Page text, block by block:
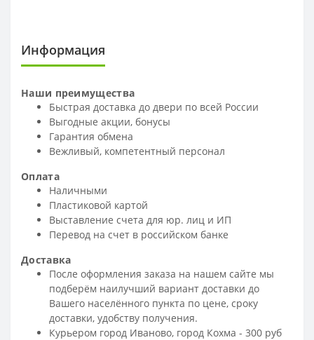
Информация
Наши преимущества
Быстрая доставка до двери по всей России
Выгодные акции, бонусы
Гарантия обмена
Вежливый, компетентный персонал
Оплата
Наличными
Пластиковой картой
Выставление счета для юр. лиц и ИП
Перевод на счет в российском банке
Доставка
После оформления заказа на нашем сайте мы
подберём наилучший вариант доставки до
Вашего населённого пункта по цене, сроку
доставки, удобству получения.
Курьером город Иваново, город Кохма - 300 руб